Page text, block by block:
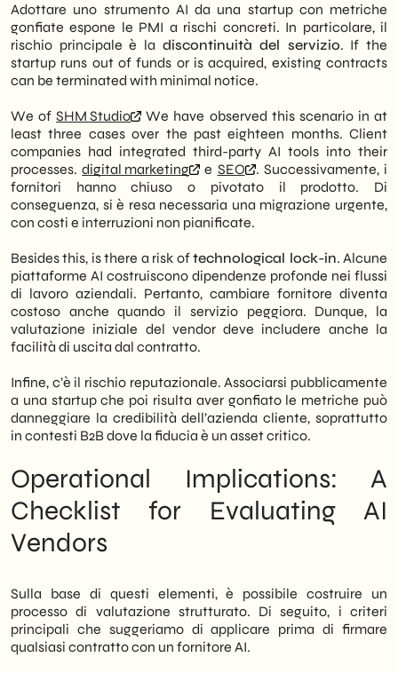
Adottare uno strumento AI da una startup con metriche
gonfiate espone le PMI a rischi concreti. In particolare, il
rischio principale è la discontinuità del servizio. If the
startup runs out of funds or is acquired, existing contracts
can be terminated with minimal notice.
We ofSHM Studio
We have observed this scenario in at
least three cases over the past eighteen months. Client
companies had integrated third-party AI tools into their
processes.digital marketing e SEO
. Successivamente, i
fornitori hanno chiuso o pivotato il prodotto. Di
conseguenza, si è resa necessaria una migrazione urgente,
con costi e interruzioni non pianificate.
Besides this, is there a risk oftechnological lock-in. Alcune
piattaforme AI costruiscono dipendenze profonde nei flussi
di lavoro aziendali. Pertanto, cambiare fornitore diventa
costoso anche quando il servizio peggiora. Dunque, la
valutazione iniziale del vendor deve includere anche la
facilità di uscita dal contratto.
Infine, c’è il rischio reputazionale. Associarsi pubblicamente
a una startup che poi risulta aver gonfiato le metriche può
danneggiare la credibilità dell’azienda cliente, soprattutto
in contesti B2B dove la fiducia è un asset critico.
Operational Implications: A
Checklist for Evaluating AI
Vendors
Sulla base di questi elementi, è possibile costruire un
processo di valutazione strutturato. Di seguito, i criteri
principali che suggeriamo di applicare prima di firmare
qualsiasi contratto con un fornitore AI.